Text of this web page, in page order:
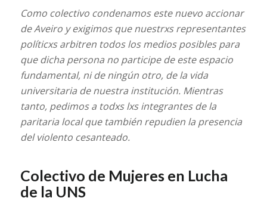
Como colectivo condenamos este nuevo accionar
de Aveiro y exigimos que nuestrxs representantes
políticxs arbitren todos los medios posibles para
que dicha persona no participe de este espacio
fundamental, ni de ningún otro, de la vida
universitaria de nuestra institución. Mientras
tanto, pedimos a todxs lxs integrantes de la
paritaria local que también repudien la presencia
del violento cesanteado.
Colectivo de Mujeres en Lucha
de la UNS